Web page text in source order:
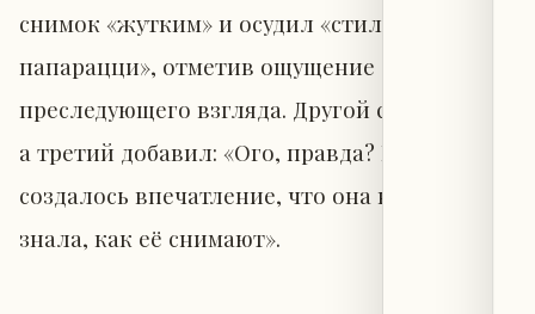
снимок «жутким» и осудил «стиль
папарацци», отметив ощущение стёбного,
преследующего взгляда. Другой согласился,
а третий добавил: «Ого, правда? Просто
создалось впечатление, что она вообще не
знала, как её снимают».